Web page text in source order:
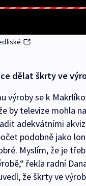
dělat škrty ve
výroby se k
by televize mohla
adekvátními
podobně jako
Myslím, že je
řekla radní
že škrty ve